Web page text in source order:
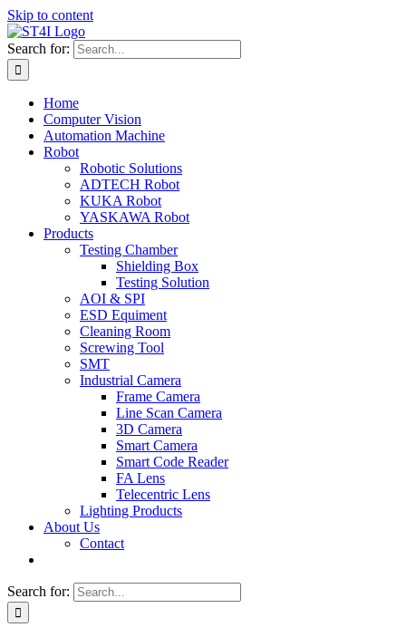
Skip to content
Search for:
Home
Computer Vision
Automation Machine
Robot
Robotic Solutions
ADTECH Robot
KUKA Robot
YASKAWA Robot
Products
Testing Chamber
Shielding Box
Testing Solution
AOI & SPI
ESD Equiment
Cleaning Room
Screwing Tool
SMT
Industrial Camera
Frame Camera
Line Scan Camera
3D Camera
Smart Camera
Smart Code Reader
FA Lens
Telecentric Lens
Lighting Products
About Us
Contact
Search for: